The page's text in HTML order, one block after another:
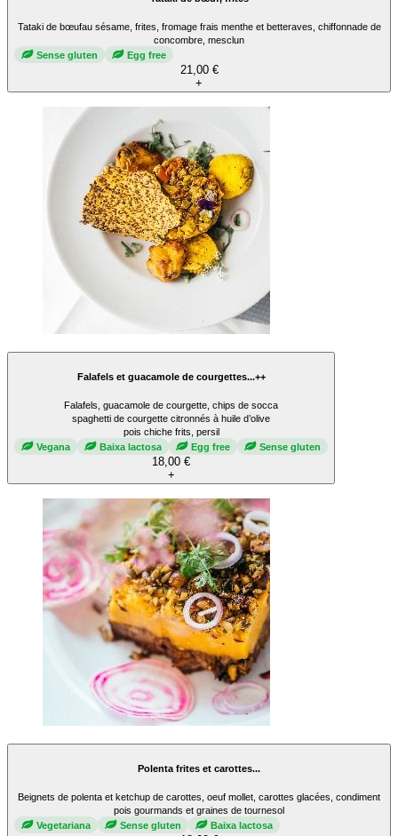
Tataki de bœufau sésame, frites, fromage frais menthe et betteraves, chiffonnade de
concombre, mesclun
Sense gluten
Egg free
21,00 €
+
Falafels et guacamole de courgettes...++
Falafels, guacamole de courgette, chips de socca
spaghetti de courgette citronnés à huile d’olive
pois chiche frits, persil
Vegana
Baixa lactosa Egg free Sense gluten
18,00 €
+
Polenta frites et carottes...
Beignets de polenta et ketchup de carottes, oeuf mollet, carottes glacées, condiment
pois gourmands et graines de tournesol
Vegetariana
Sense gluten Baixa lactosa